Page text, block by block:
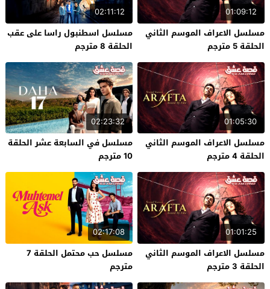
01:09:12
مسلسل الاعراف الموسم الثاني
الحلقة 5 مترجم
02:11:12
مسلسل اسطنبول راسا على عقب
الحلقة 8 مترجم
01:05:30
مسلسل الاعراف الموسم الثاني
الحلقة 4 مترجم
02:23:32
مسلسل في السابعة عشر الحلقة
10 مترجم
01:01:25
مسلسل الاعراف الموسم الثاني
الحلقة 3 مترجم
02:17:08
مسلسل حب محتمل الحلقة 7
مترجم